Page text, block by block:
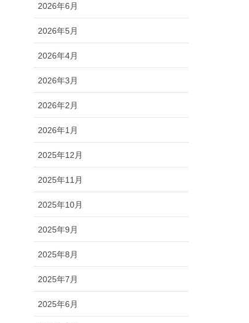
2026年6月
2026年5月
2026年4月
2026年3月
2026年2月
2026年1月
2025年12月
2025年11月
2025年10月
2025年9月
2025年8月
2025年7月
2025年6月